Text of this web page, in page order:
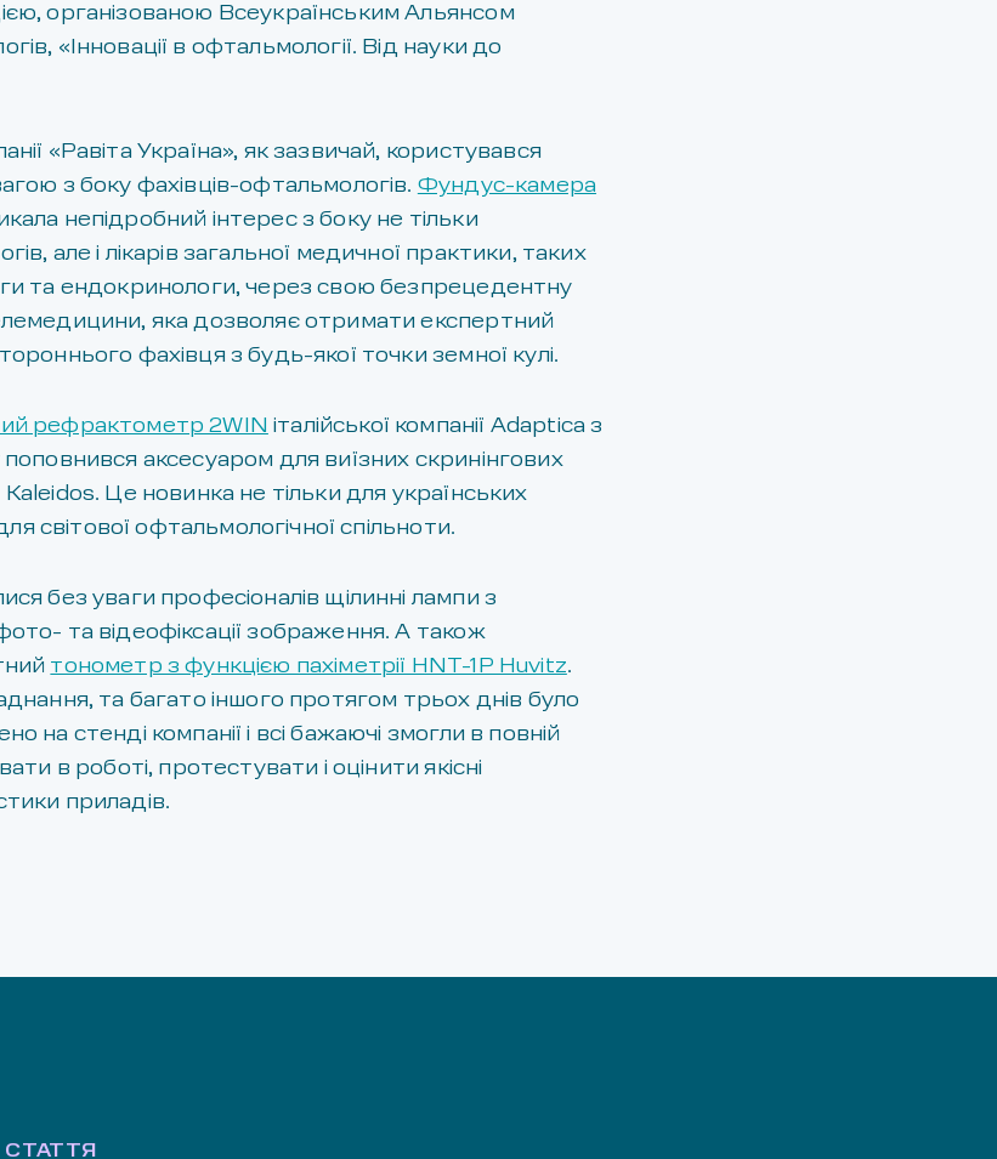
організованою Всеукраїнським Альянсом
«Інновації в офтальмології. Від науки до
«Равіта Україна», як зазвичай, користувався
з боку фахівців-офтальмологів. Фундус-камера
непідробний інтерес з боку не тільки
але і лікарів загальної медичної практики, таких
та ендокринологи, через свою безпрецедентну
яка дозволяє отримати експертний
фахівця з будь-якої точки земної кулі.
рефрактометр 2WIN італійської компанії Adaptica з
аксесуаром для виїзних скринінгових
Це новинка не тільки для українських
світової офтальмологічної спільноти.
без уваги професіоналів щілинні лампи з
та відеофіксації зображення. А також
тонометр з функцією пахіметрії HNT-1P Huvitz.
та багато іншого протягом трьох днів було
на стенді компанії і всі бажаючі змогли в повній
в роботі, протестувати і оцінити якісні
приладів.
СТАТТЯ